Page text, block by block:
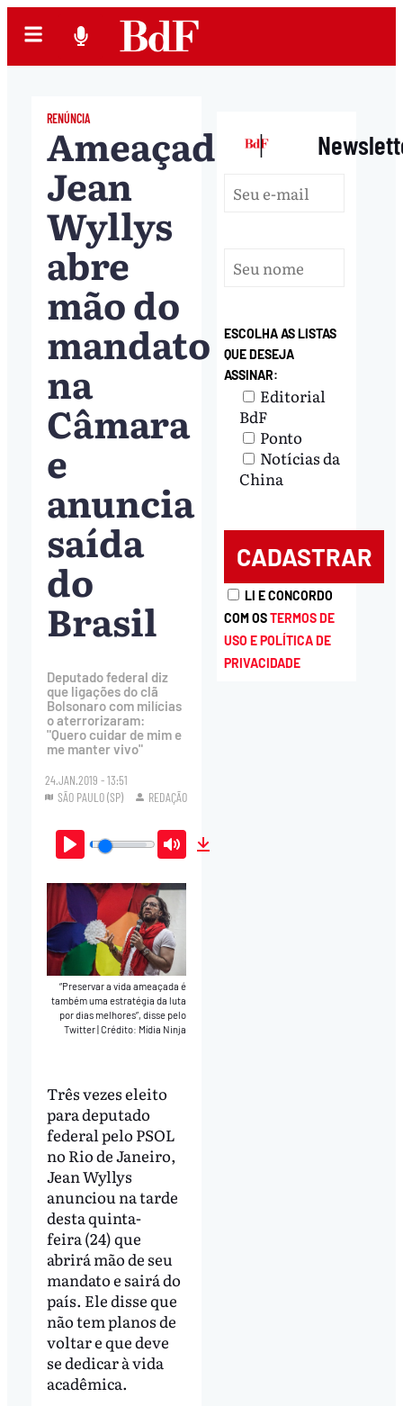
RENÚNCIA
Ameaçado,
Jean
Wyllys
abre
mão do
mandato
na
Câmara
e
anuncia
saída
do
Brasil
Deputado federal diz
que ligações do clã
Bolsonaro com milícias
o aterrorizaram:
"Quero cuidar de mim e
me manter vivo"
24.JAN.2019 - 13:51
SÃO PAULO (SP)
REDAÇÃO
Play Mute
“Preservar a vida ameaçada é
também uma estratégia da luta
por dias melhores”, disse pelo
Twitter Crédito: Mídia Ninja
Três vezes eleito
para deputado
federal pelo PSOL
no Rio de Janeiro,
Jean Wyllys
anunciou na tarde
desta quinta-
feira (24) que
abrirá mão de seu
mandato e sairá do
país. Ele disse que
não tem planos de
voltar e que deve
se dedicar à vida
acadêmica.
|
ESCOLHA AS LISTAS
QUE DESEJA
ASSINAR:
Editorial
BdF
Ponto
Notícias da
China
LI E CONCORDO
COM OSTERMOS DE
USO E POLÍTICA DE
PRIVACIDADE